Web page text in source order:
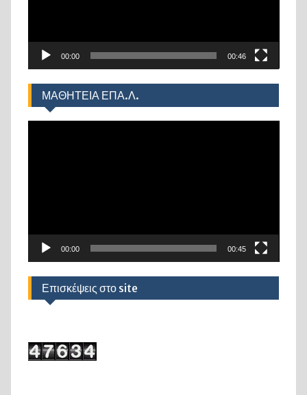
00:00 00:46
ΜΑΘΗΤΕΙΑ ΕΠΑ.Λ.
00:00 00:45
Επισκέψεις στο site